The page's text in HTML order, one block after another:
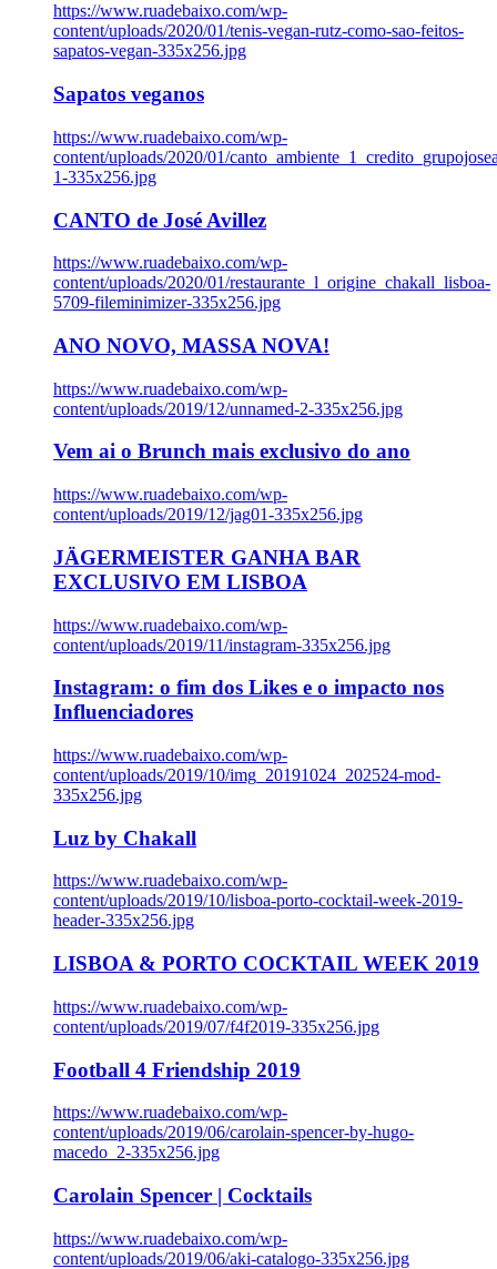
https://www.ruadebaixo.com/wp-
content/uploads/2020/01/tenis-vegan-rutz-como-sao-feitos-
sapatos-vegan-335x256.jpg
Sapatos veganos
https://www.ruadebaixo.com/wp-
content/uploads/2020/01/
1-335x256.jpg
CANTO de José Avillez
https://www.ruadebaixo.com/wp-
content/uploads/2020/01/restaurante_l_origine_chakall_lisboa-
5709-fileminimizer-335x256.jpg
ANO NOVO, MASSA NOVA!
https://www.ruadebaixo.com/wp-
content/uploads/2019/12/unnamed-2-335x256.jpg
Vem ai o Brunch mais exclusivo do ano
https://www.ruadebaixo.com/wp-
content/uploads/2019/12/jag01-335x256.jpg
JÄGERMEISTER GANHA BAR
EXCLUSIVO EM LISBOA
https://www.ruadebaixo.com/wp-
content/uploads/2019/11/instagram-335x256.jpg
Instagram: o fim dos Likes e o impacto nos
Influenciadores
https://www.ruadebaixo.com/wp-
content/uploads/2019/10/img_20191024_202524-mod-
335x256.jpg
Luz by Chakall
https://www.ruadebaixo.com/wp-
content/uploads/2019/10/lisboa-porto-cocktail-week-2019-
header-335x256.jpg
LISBOA & PORTO COCKTAIL WEEK 2019
https://www.ruadebaixo.com/wp-
content/uploads/2019/07/f4f2019-335x256.jpg
Football 4 Friendship 2019
https://www.ruadebaixo.com/wp-
content/uploads/2019/06/carolain-spencer-by-hugo-
macedo_2-335x256.jpg
Carolain Spencer | Cocktails
https://www.ruadebaixo.com/wp-
content/uploads/2019/06/aki-catalogo-335x256.jpg